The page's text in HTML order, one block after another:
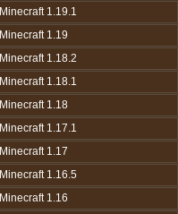
Minecraft 1.19.1
Minecraft 1.19
Minecraft 1.18.2
Minecraft 1.18.1
Minecraft 1.18
Minecraft 1.17.1
Minecraft 1.17
Minecraft 1.16.5
Minecraft 1.16